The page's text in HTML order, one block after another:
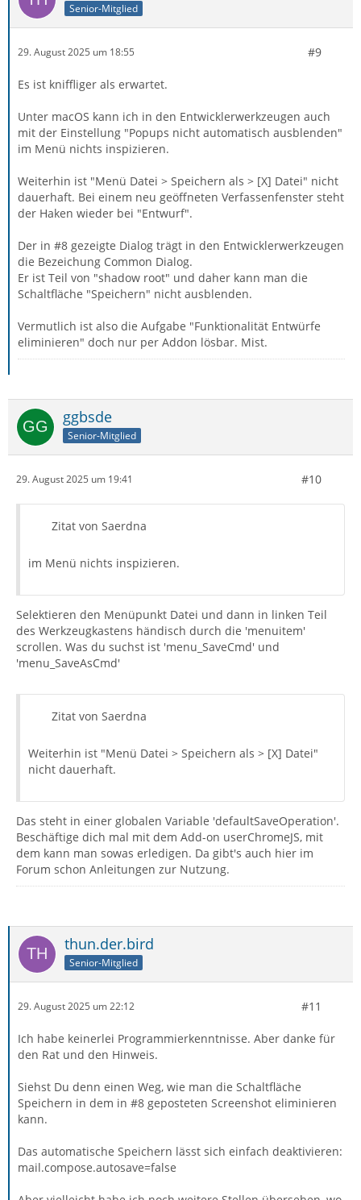
Senior-Mitglied
29. August 2025 um 18:55 #9
Es ist kniffliger als erwartet.
Unter macOS kann ich in den Entwicklerwerkzeugen auch
mit der Einstellung "Popups nicht automatisch ausblenden"
im Menü nichts inspizieren.
Weiterhin ist "Menü Datei > Speichern als > [X] Datei" nicht
dauerhaft. Bei einem neu geöffneten Verfassenfenster steht
der Haken wieder bei "Entwurf".
Der in #8 gezeigte Dialog trägt in den Entwicklerwerkzeugen
die Bezeichung Common Dialog.
Er ist Teil von "shadow root" und daher kann man die
Schaltfläche "Speichern" nicht ausblenden.
Vermutlich ist also die Aufgabe "Funktionalität Entwürfe
eliminieren" doch nur per Addon lösbar. Mist.
ggbsde
Senior-Mitglied
29. August 2025 um 19:41 #10
Zitat von Saerdna
im Menü nichts inspizieren.
Selektieren den Menüpunkt Datei und dann in linken Teil
des Werkzeugkastens händisch durch die 'menuitem'
scrollen. Was du suchst ist 'menu_SaveCmd' und
'menu_SaveAsCmd'
Zitat von Saerdna
Weiterhin ist "Menü Datei > Speichern als > [X] Datei"
nicht dauerhaft.
Das steht in einer globalen Variable 'defaultSaveOperation'.
Beschäftige dich mal mit dem Add-on userChromeJS, mit
dem kann man sowas erledigen. Da gibt's auch hier im
Forum schon Anleitungen zur Nutzung.
thun.der.bird
Senior-Mitglied
29. August 2025 um 22:12 #11
Ich habe keinerlei Programmierkenntnisse. Aber danke für
den Rat und den Hinweis.
Siehst Du denn einen Weg, wie man die Schaltfläche
Speichern in dem in #8 geposteten Screenshot eliminieren
kann.
Das automatische Speichern lässt sich einfach deaktivieren:
mail.compose.autosave=false